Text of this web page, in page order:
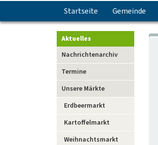
Navigation
überspringen
Startseite Gemeinde
Aktuelles
Navigation
überspringen
Nachrichtenarchiv
Termine
Unsere Märkte
Erdbeermarkt
Kartoffelmarkt
Weihnachtsmarkt